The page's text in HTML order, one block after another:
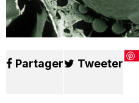
Partager Tweeter